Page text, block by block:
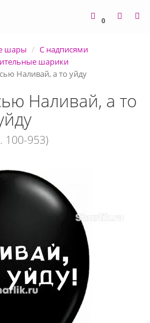
0
шары
С надписями
шарики
Наливай, а то уйду
Наливай, а то
100-953)